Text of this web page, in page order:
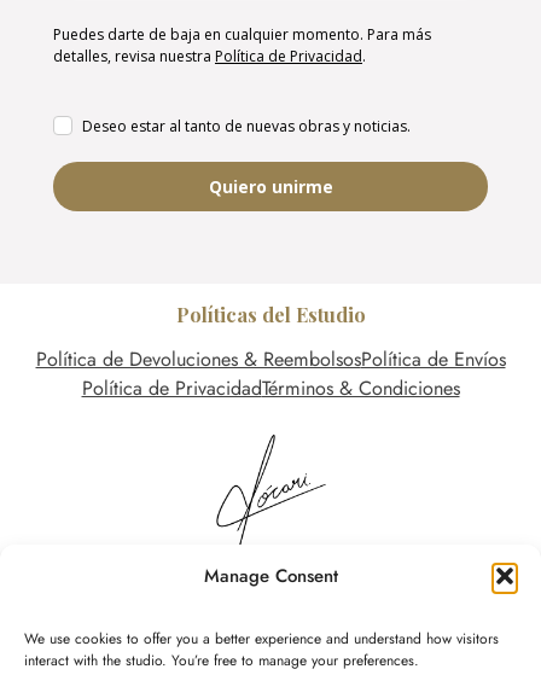
Manage Consent
We use cookies to offer you a better experience and understand how visitors
interact with the studio. You’re free to manage your preferences.
Puedes darte de baja en cualquier momento. Para más
detalles, revisa nuestra Política de Privacidad.
Deseo estar al tanto de nuevas obras y noticias.
Quiero unirme
Políticas del Estudio
Política de Devoluciones & ReembolsosPolítica de Envíos
Política de PrivacidadTérminos & Condiciones